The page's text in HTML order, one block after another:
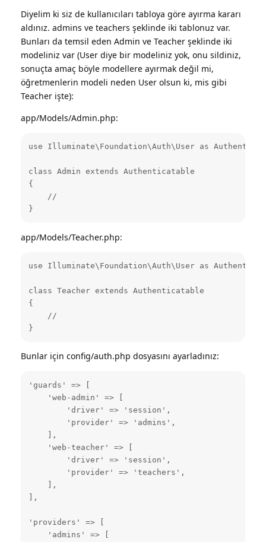
Diyelim ki siz de kullanıcıları tabloya göre ayırma kararı
aldınız. admins ve teachers şeklinde iki tablonuz var.
Bunları da temsil eden Admin ve Teacher şeklinde iki
modeliniz var (User diye bir modeliniz yok, onu sildiniz,
sonuçta amaç böyle modellere ayırmak değil mi,
öğretmenlerin modeli neden User olsun ki, mis gibi
Teacher işte):
app/Models/Admin.php:
use Illuminate\Foundation\Auth\User as
class Admin extends Authenticatable
{
    //
}
app/Models/Teacher.php:
use Illuminate\Foundation\Auth\User as
class Teacher extends Authenticatable
{
    //
}
Bunlar için config/auth.php dosyasını ayarladınız:
'guards' => [
    'web-admin' => [
        'driver' => 'session',
        'provider' => 'admins',
    ],
    'web-teacher' => [
        'driver' => 'session',
        'provider' => 'teachers',
    ],
],
'providers' => [
    'admins' => [